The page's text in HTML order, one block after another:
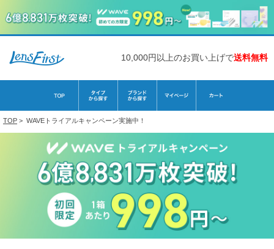
10,000円以上のお買い上げで送料無料
TOP > WAVEトライアルキャンペーン実施中！